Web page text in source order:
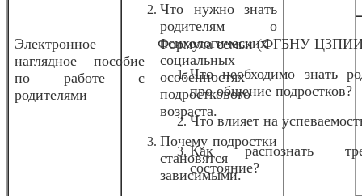
Электронное
наглядное пособие
по работе с
родителями
Формула семьи (ФГБНУ
Что необходимо знать
про общение подростков?
Что влияет на
Как распознать
состояние?
Что нужно знать
родителям о
психологических
социальных
особенностях
подросткового
возраста.
Почему подростки
становятся
зависимыми.